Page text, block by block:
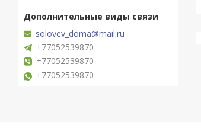
solovev_doma@mail.ru
+77052539870
+77052539870
+77052539870